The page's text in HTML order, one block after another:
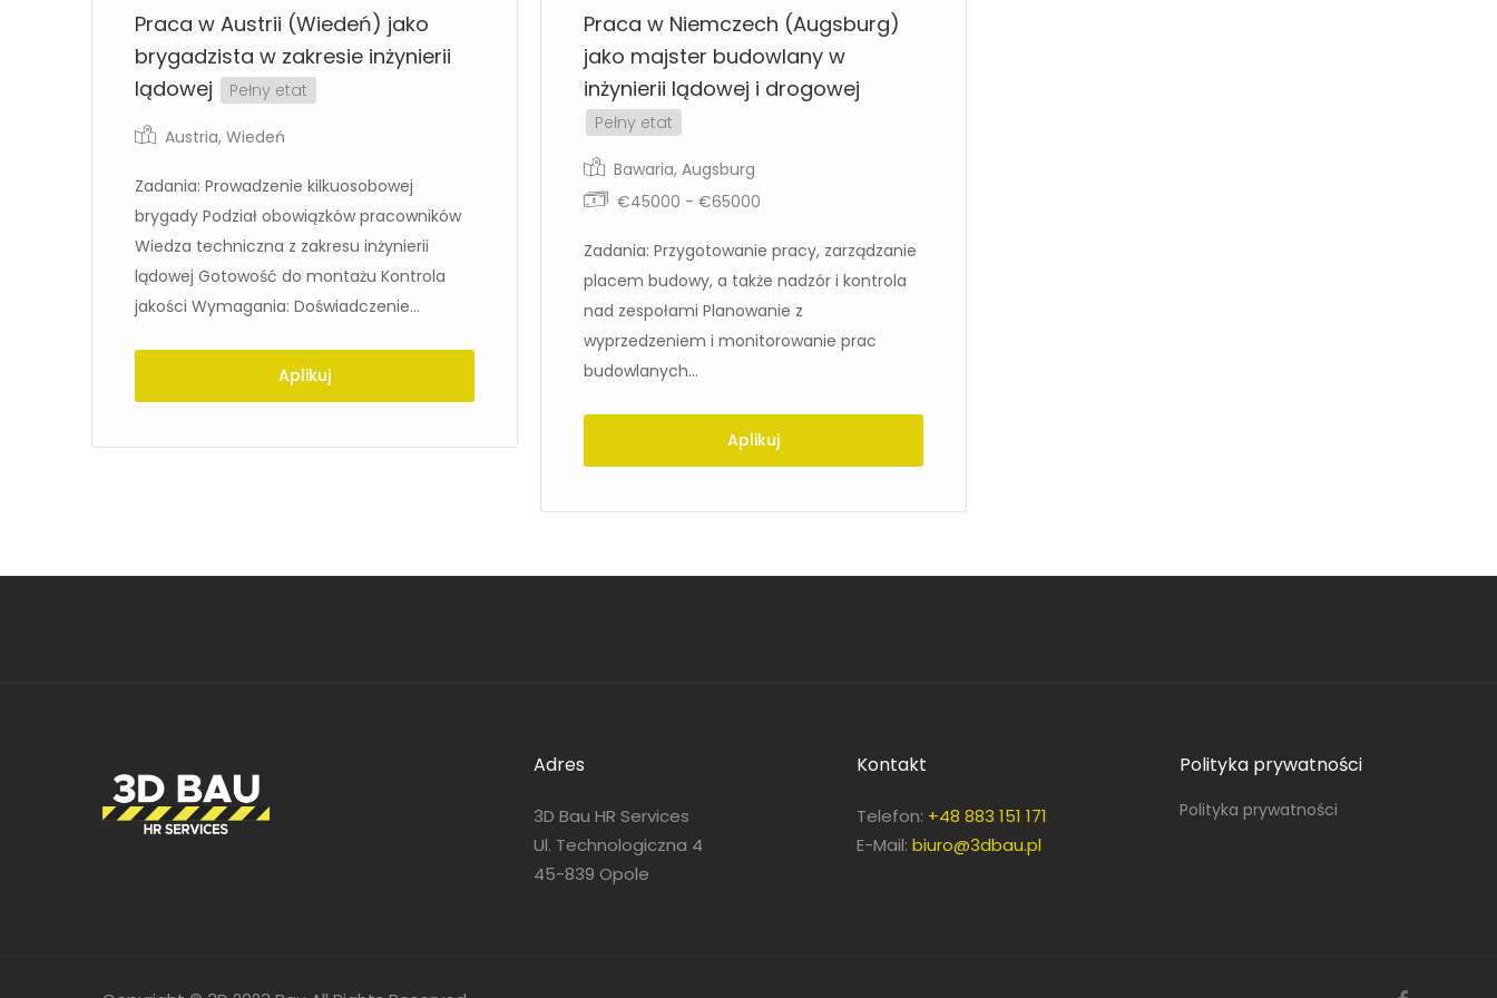
Praca w Austrii (Wiedeń) jako
brygadzista w zakresie inżynierii
lądowej
Pełny etat
Austria, Wiedeń
Zadania: Prowadzenie kilkuosobowej
brygady Podział obowiązków pracowników
Wiedza techniczna z zakresu inżynierii
lądowej Gotowość do montażu Kontrola
jakości Wymagania: Doświadczenie...
Aplikuj
Praca w Niemczech (Augsburg)
jako majster budowlany w
inżynierii lądowej i drogowej
Pełny etat
Bawaria, Augsburg
€45000 - €65000
Zadania: Przygotowanie pracy, zarządzanie
placem budowy, a także nadzór i kontrola
nad zespołami Planowanie z
wyprzedzeniem i monitorowanie prac
budowlanych...
Aplikuj
Adres
3D Bau HR Services
Ul. Technologiczna 4
45-839 Opole
Kontakt
Telefon: +48 883 151 171
E-Mail: biuro@3dbau.pl
Polityka prywatności
Polityka prywatności